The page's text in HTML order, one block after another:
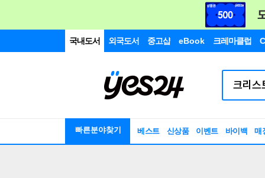
국내도서 외국도서 중고샵 eBook 크레마클럽
빠른분야찾기 베스트 신상품 이벤트 바이백 매